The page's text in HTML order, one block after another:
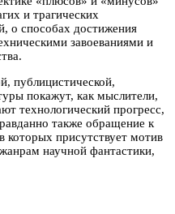
и трагических
о способах достижения
завоеваниями и
публицистической,
покажут, как мыслители,
технологический прогресс,
также обращение к
которых присутствует мотив
научной фантастики,